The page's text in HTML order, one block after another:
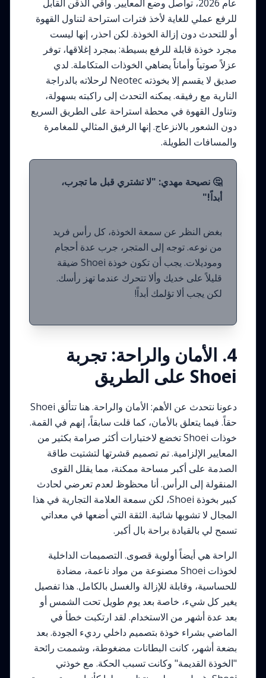
عام 2026، تواصل وضع المعايير. واقي الذقن القابل
للرفع عملي للغاية لأخذ فترات استراحة لتناول القهوة
أو للتحدث دون إزالة الخوذة. لكن احذر، إنها ليست
مجرد خوذة قابلة للرفع بسيطة: بمجرد إغلاقها، توفر
عزلاً صوتياً وأماناً يضاهي الخوذات المتكاملة. لدي
صديق لا يقسم إلا بخوذته Neotec لرحلاته بالدراجة
النارية مع رفيقه. يمكنه التحدث إلى راكبته بسهولة،
وتناول القهوة في محطة استراحة على الطريق السريع
دون الشعور بالانزعاج. إنها الرفيق المثالي للمغامرة
والمسافات الطويلة.
🤔 نصيحة مهدي: "لا تشتري قبل ما تجرب،
أبداً!"
بغض النظر عن سمعة الخوذة، كل رأس فريد
من نوعه. توجه إلى المتجر، جرب عدة أحجام
وموديلات. يجب أن تكون خوذة Shoei ضيقة
قليلاً على خديك وألا تتحرك عندما تهز رأسك.
لكن يجب ألا تؤلمك أبداً!
4. الأمان والراحة: تجربة
Shoei على الطريق
دعونا نتحدث عن الأهم: الأمان والراحة. هنا تتألق Shoei
حقاً. فيما يتعلق بالأمان، كما قلت سابقاً، إنهم في القمة.
خوذات Shoei تخضع لاختبارات أكثر صرامة بكثير من
المعايير الإلزامية. تم تصميم قشرتها لتشتيت طاقة
الصدمة على أكبر مساحة ممكنة، مما يقلل القوى
المنقولة إلى الرأس. أنا محظوظ لعدم تعرضي لحادث
كبير بخوذة Shoei، لكن سمعة العلامة التجارية في هذا
المجال لا تشوبها شائبة. الثقة التي أضعها في معداتي
تسمح لي بالقيادة براحة بال أكبر.
الراحة هي أيضاً أولوية قصوى. التصميمات الداخلية
لخوذات Shoei مصنوعة من مواد ناعمة، مضادة
للحساسية، وقابلة للإزالة والغسل بالكامل. هذا تفصيل
يغير كل شيء، خاصة بعد يوم طويل تحت الشمس أو
بعد عدة أشهر من الاستخدام. لقد ارتكبت خطأ في
الماضي بشراء خوذة بتصميم داخلي رديء الجودة. بعد
بضعة أشهر، كانت البطانات مضغوطة، وشممت رائحة
"الخوذة القديمة" وكانت تسبب الحكة. مع خوذتي